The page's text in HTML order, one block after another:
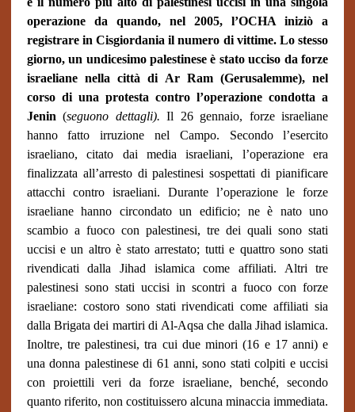
operazione da quando, nel 2005, l’OCHA iniziò a
registrare in Cisgiordania il numero di vittime. Lo stesso
giorno, un undicesimo palestinese è stato ucciso da forze
israeliane nella città di Ar Ram (Gerusalemme), nel
corso di una protesta contro l’operazione condotta a
Jenin (seguono dettagli).Il 26 gennaio, forze israeliane
hanno fatto irruzione nel Campo. Secondo l’esercito
israeliano, citato dai media israeliani, l’operazione era
finalizzata all’arresto di palestinesi sospettati di pianificare
attacchi contro israeliani. Durante l’operazione le forze
israeliane hanno circondato un edificio; ne è nato uno
scambio a fuoco con palestinesi, tre dei quali sono stati
uccisi e un altro è stato arrestato; tutti e quattro sono stati
rivendicati dalla Jihad islamica come affiliati. Altri tre
palestinesi sono stati uccisi in scontri a fuoco con forze
israeliane: costoro sono stati rivendicati come affiliati sia
dalla Brigata dei martiri di Al-Aqsa che dalla Jihad islamica.
Inoltre, tre palestinesi, tra cui due minori (16 e 17 anni) e
una donna palestinese di 61 anni, sono stati colpiti e uccisi
con proiettili veri da forze israeliane, benché, secondo
quanto riferito, non costituissero alcuna minaccia immediata.